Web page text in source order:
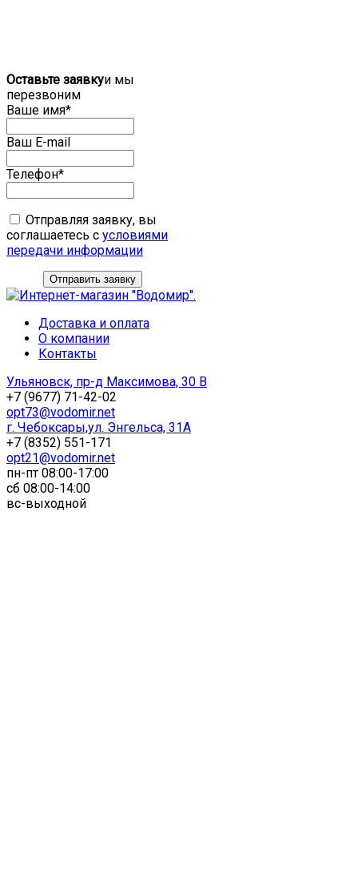
Оставьте заявкуи мы
перезвоним
Ваше имя*
Ваш E-mail
Телефон*
Отправляя заявку, вы
соглашаетесь с условиями
передачи информации
Отправить заявку
Доставка и оплата
О компании
Контакты
Ульяновск, пр-д Максимова, 30 В
+7 (9677) 71-42-02
opt73@vodomir.net
г. Чебоксары,ул. Энгельса, 31А
+7 (8352) 551-171
opt21@vodomir.net
пн-пт 08:00-17:00
сб 08:00-14:00
вс-выходной